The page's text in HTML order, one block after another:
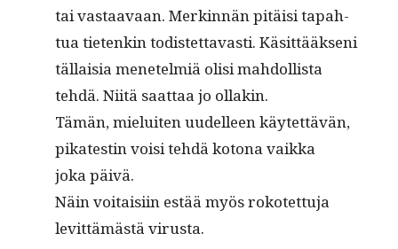
tai vas­taavaan. Merkin­nän pitäisi tapah­
tua tietenkin todis­tet­tavasti. Käsit­tääk­seni
täl­laisia menetelmiä olisi mah­dol­lista
tehdä. Niitä saat­taa jo ollakin.
Tämän, mieluiten uudelleen käytet­tävän,
pikat­estin voisi tehdä kotona vaik­ka
joka päivä.
Näin voitaisi­in estää myös rokotet­tu­ja
levit­tämästä virusta.